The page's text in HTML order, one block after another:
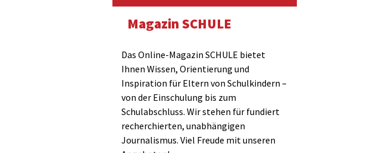
Magazin SCHULE
Das Online-Magazin SCHULE bietet
Ihnen Wissen, Orientierung und
Inspiration für Eltern von Schulkindern –
von der Einschulung bis zum
Schulabschluss. Wir stehen für fundiert
recherchierten, unabhängigen
Journalismus. Viel Freude mit unseren